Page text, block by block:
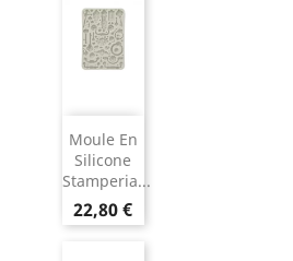
Moule En
Silicone
Stamperia...
22,80 €